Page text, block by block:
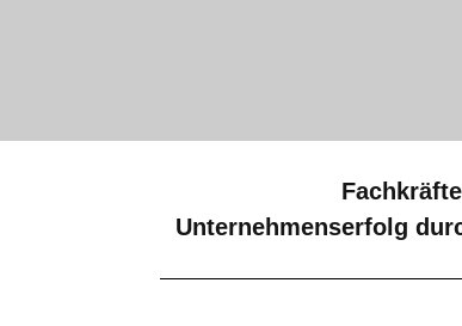
Unternehmenserfolg